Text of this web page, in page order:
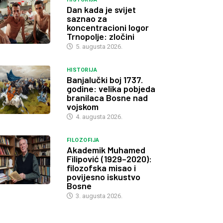
Dan kada je svijet
saznao za
koncentracioni logor
Trnopolje: zločini
5. augusta 2026.
HISTORIJA
Banjalučki boj 1737.
godine: velika pobjeda
branilaca Bosne nad
vojskom
4. augusta 2026.
FILOZOFIJA
Akademik Muhamed
Filipović (1929–2020):
filozofska misao i
povijesno iskustvo
Bosne
3. augusta 2026.